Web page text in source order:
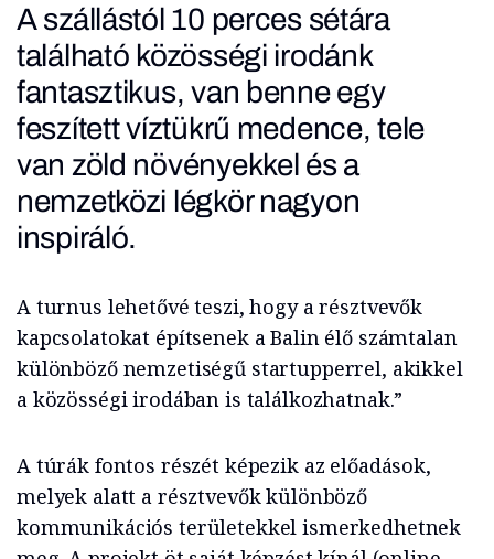
A szállástól 10 perces sétára
található közösségi irodánk
fantasztikus, van benne egy
feszített víztükrű medence, tele
van zöld növényekkel és a
nemzetközi légkör nagyon
inspiráló.
A turnus lehetővé teszi, hogy a résztvevők
kapcsolatokat építsenek a Balin élő számtalan
különböző nemzetiségű startupperrel, akikkel
a közösségi irodában is találkozhatnak.”
A túrák fontos részét képezik az előadások,
melyek alatt a résztvevők különböző
kommunikációs területekkel ismerkedhetnek